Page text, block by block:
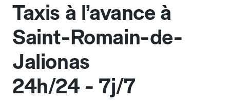
Taxis à l’avance à
Saint-Romain-de-
Jalionas
24h/24 - 7j/7